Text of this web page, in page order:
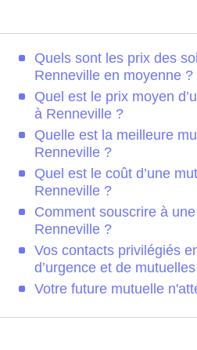
Quels sont les prix des
Renneville en moyenne ?
Quel est le prix moyen
à Renneville ?
Quelle est la meilleure
Renneville ?
Quel est le coût d’une
Renneville ?
Comment souscrire à
Renneville ?
Vos contacts privilégiés
d’urgence et de mutuelles
Votre future mutuelle